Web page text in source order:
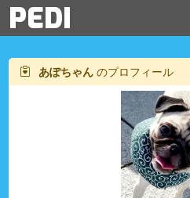
PEDI
あぽちゃん のプロフィール